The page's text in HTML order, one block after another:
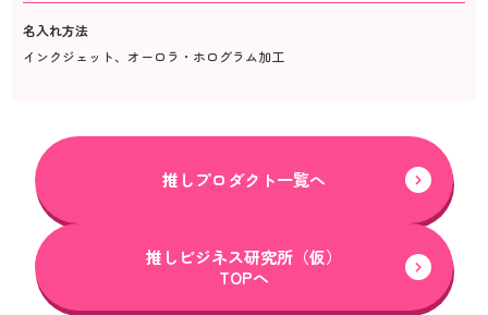
名入れ方法
インクジェット、オーロラ・ホログラム加工
推しプロダクト一覧へ
推しビジネス研究所（仮）
TOPへ